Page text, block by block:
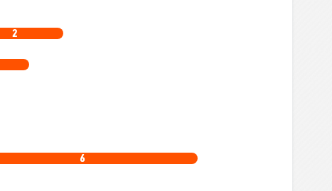
2
6